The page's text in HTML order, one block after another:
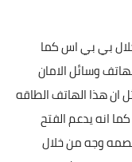
بي بي اس كما
وسائل الامان
ان هذا الهاتف الطاقه
انه يدعم الفتح
وجه من خلال